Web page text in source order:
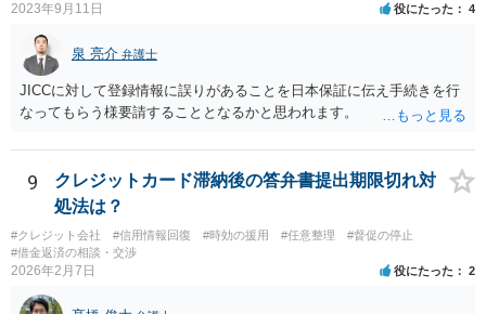
2023年9月11日 役にたった 4
泉 亮介 弁護士
JICCに対して登録情報に誤りがあることを日本保証に伝え手続きを行
なってもらう様要請することとなるかと思われます。
9
クレジットカード滞納後の答弁書提出期限切れ対
処法は？
#クレジット会社 #信用情報回復 #時効の援用 #任意整理
#督促の停止
#借金返済の相談・交渉
2026年2月7日 役にたった 2